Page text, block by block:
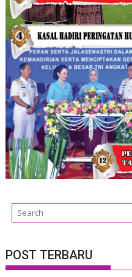
POST TERBARU